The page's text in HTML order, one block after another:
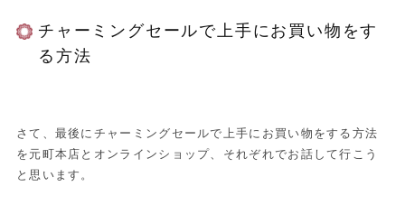
チャーミングセールで上手にお買い物をす
る方法
さて、最後にチャーミングセールで上手にお買い物をする方法
を元町本店とオンラインショップ、それぞれでお話して行こう
と思います。